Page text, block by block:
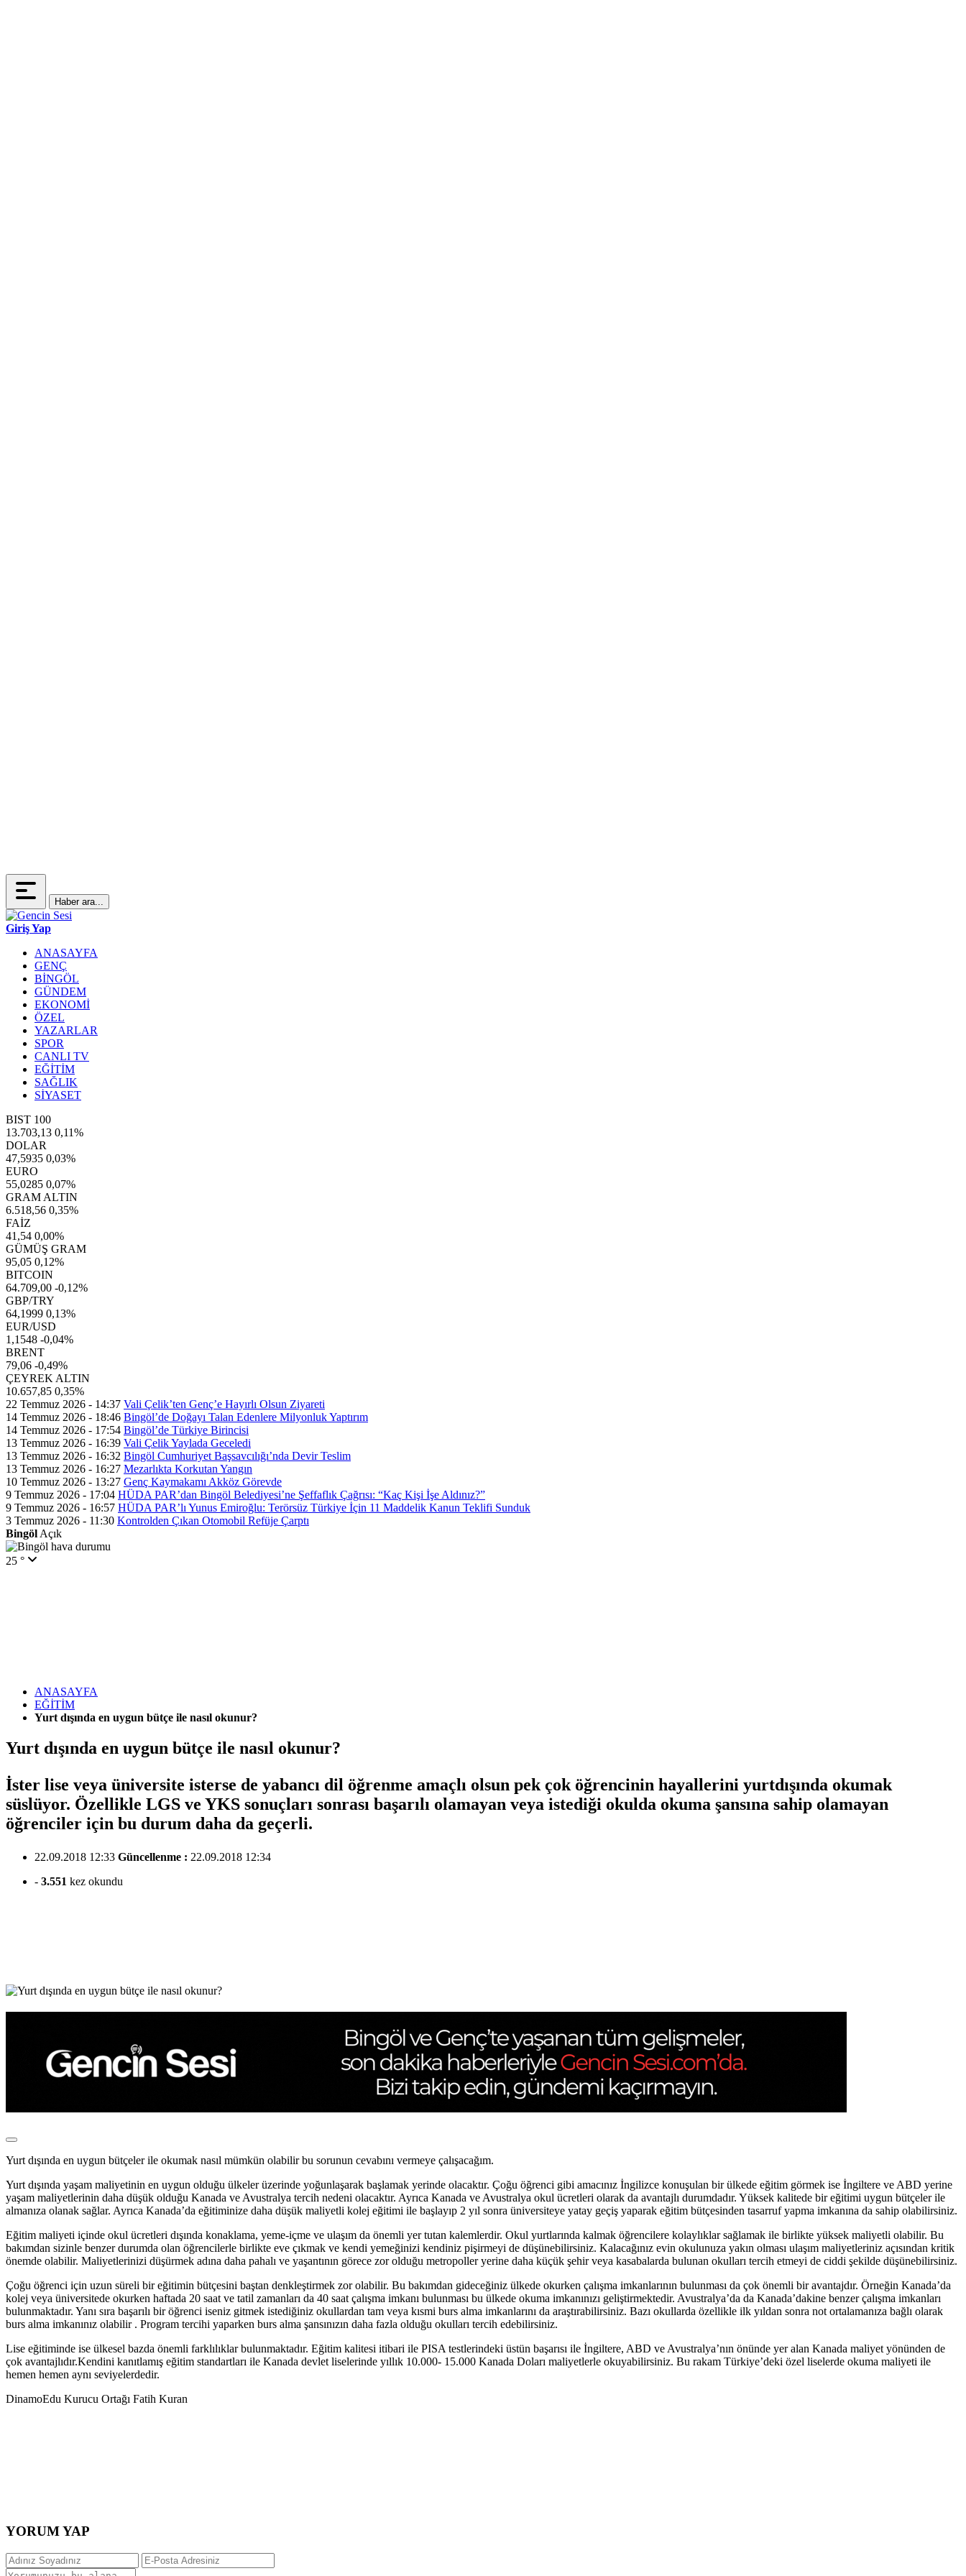
Haber ara...
Giriş Yap
ANASAYFA
GENÇ
BİNGÖL
GÜNDEM
EKONOMİ
ÖZEL
YAZARLAR
SPOR
CANLI TV
EĞİTİM
SAĞLIK
SİYASET
BIST 100
13.703,13 0,11%
DOLAR
47,5935 0,03%
EURO
55,0285 0,07%
GRAM ALTIN
6.518,56 0,35%
FAİZ
41,54 0,00%
GÜMÜŞ GRAM
95,05 0,12%
BITCOIN
64.709,00 -0,12%
GBP/TRY
64,1999 0,13%
EUR/USD
1,1548 -0,04%
BRENT
79,06 -0,49%
ÇEYREK ALTIN
10.657,85 0,35%
22 Temmuz 2026 - 14:37 Vali Çelik’ten Genç’e Hayırlı Olsun Ziyareti
14 Temmuz 2026 - 18:46 Bingöl’de Doğayı Talan Edenlere Milyonluk Yaptırım
14 Temmuz 2026 - 17:54 Bingöl’de Türkiye Birincisi
13 Temmuz 2026 - 16:39 Vali Çelik Yaylada Geceledi
13 Temmuz 2026 - 16:32 Bingöl Cumhuriyet Başsavcılığı’nda Devir Teslim
13 Temmuz 2026 - 16:27 Mezarlıkta Korkutan Yangın
10 Temmuz 2026 - 13:27 Genç Kaymakamı Akköz Görevde
9 Temmuz 2026 - 17:04 HÜDA PAR’dan Bingöl Belediyesi’ne Şeffaflık Çağrısı: “Kaç Kişi İşe Aldınız?”
9 Temmuz 2026 - 16:57 HÜDA PAR’lı Yunus Emiroğlu: Terörsüz Türkiye İçin 11 Maddelik Kanun Teklifi Sunduk
3 Temmuz 2026 - 11:30 Kontrolden Çıkan Otomobil Refüje Çarptı
Bingöl Açık
25 °
ANASAYFA
EĞİTİM
Yurt dışında en uygun bütçe ile nasıl okunur?
Yurt dışında en uygun bütçe ile nasıl okunur?
İster lise veya üniversite isterse de yabancı dil öğrenme amaçlı olsun pek çok öğrencinin hayallerini yurtdışında okumak
süslüyor. Özellikle LGS ve YKS sonuçları sonrası başarılı olamayan veya istediği okulda okuma şansına sahip olamayan
öğrenciler için bu durum daha da geçerli.
22.09.2018 12:33 Güncellenme : 22.09.2018 12:34
- 3.551 kez okundu
Yurt dışında en uygun bütçeler ile okumak nasıl mümkün olabilir bu sorunun cevabını vermeye çalışacağım.
Yurt dışında yaşam maliyetinin en uygun olduğu ülkeler üzerinde yoğunlaşarak başlamak yerinde olacaktır. Çoğu öğrenci gibi amacınız İngilizce konuşulan bir ülkede eğitim görmek ise İngiltere ve ABD yerine
yaşam maliyetlerinin daha düşük olduğu Kanada ve Avustralya tercih nedeni olacaktır. Ayrıca Kanada ve Avustralya okul ücretleri olarak da avantajlı durumdadır. Yüksek kalitede bir eğitimi uygun bütçeler ile
almanıza olanak sağlar. Ayrıca Kanada’da eğitiminize daha düşük maliyetli kolej eğitimi ile başlayıp 2 yıl sonra üniversiteye yatay geçiş yaparak eğitim bütçesinden tasarruf yapma imkanına da sahip olabilirsiniz.
Eğitim maliyeti içinde okul ücretleri dışında konaklama, yeme-içme ve ulaşım da önemli yer tutan kalemlerdir. Okul yurtlarında kalmak öğrencilere kolaylıklar sağlamak ile birlikte yüksek maliyetli olabilir. Bu
bakımdan sizinle benzer durumda olan öğrencilerle birlikte eve çıkmak ve kendi yemeğinizi kendiniz pişirmeyi de düşünebilirsiniz. Kalacağınız evin okulunuza yakın olması ulaşım maliyetleriniz açısından kritik
önemde olabilir. Maliyetlerinizi düşürmek adına daha pahalı ve yaşantının görece zor olduğu metropoller yerine daha küçük şehir veya kasabalarda bulunan okulları tercih etmeyi de ciddi şekilde düşünebilirsiniz.
Çoğu öğrenci için uzun süreli bir eğitimin bütçesini baştan denkleştirmek zor olabilir. Bu bakımdan gideceğiniz ülkede okurken çalışma imkanlarının bulunması da çok önemli bir avantajdır. Örneğin Kanada’da
kolej veya üniversitede okurken haftada 20 saat ve tatil zamanları da 40 saat çalışma imkanı bulunması bu ülkede okuma imkanınızı geliştirmektedir. Avustralya’da da Kanada’dakine benzer çalışma imkanları
bulunmaktadır. Yanı sıra başarılı bir öğrenci iseniz gitmek istediğiniz okullardan tam veya kısmi burs alma imkanlarını da araştırabilirsiniz. Bazı okullarda özellikle ilk yıldan sonra not ortalamanıza bağlı olarak
burs alma imkanınız olabilir . Program tercihi yaparken burs alma şansınızın daha fazla olduğu okulları tercih edebilirsiniz.
Lise eğitiminde ise ülkesel bazda önemli farklılıklar bulunmaktadır. Eğitim kalitesi itibari ile PISA testlerindeki üstün başarısı ile İngiltere, ABD ve Avustralya’nın önünde yer alan Kanada maliyet yönünden de
çok avantajlıdır.Kendini kanıtlamış eğitim standartları ile Kanada devlet liselerinde yıllık 10.000- 15.000 Kanada Doları maliyetlerle okuyabilirsiniz. Bu rakam Türkiye’deki özel liselerde okuma maliyeti ile
hemen hemen aynı seviyelerdedir.
DinamoEdu Kurucu Ortağı Fatih Kuran
YORUM YAP